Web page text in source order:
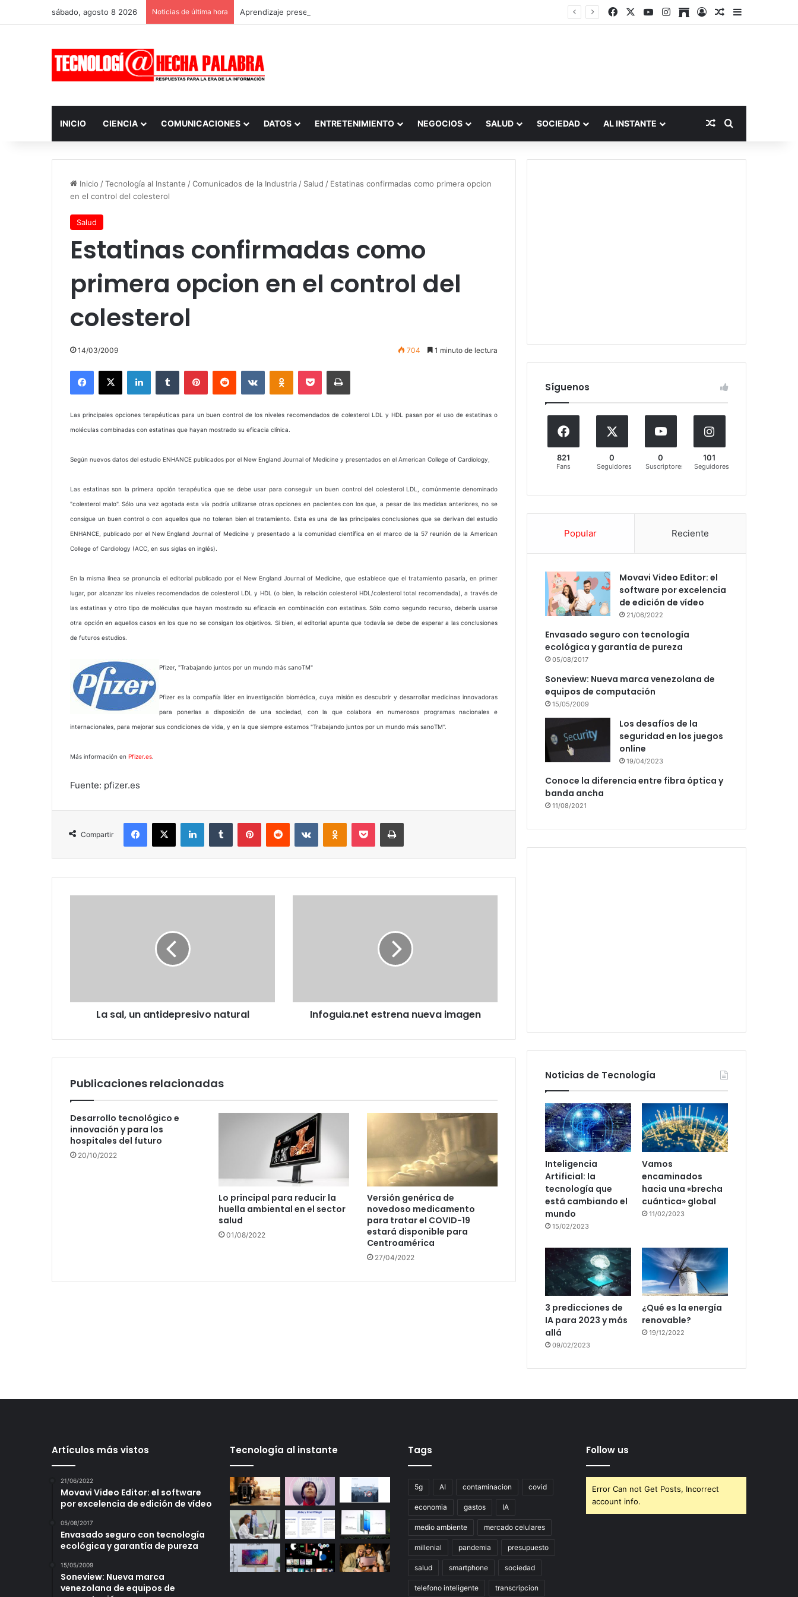
sábado, agosto 8 2026 Noticias de última hora Aprendizaje presencial vs. por internet FacebookYouTubeInstagram
ArchiveAccesoPublicación al
Barra lateral
INICIO CIENCIA COMUNICACIONES DATOS ENTRETENIMIENTO NEGOCIOS SALUD SOCIEDAD AL INSTANTE Publicación al
Buscar por
Inicio /Tecnología al Instante /Comunicados de la Industria / Salud / Estatinas confirmadas como primera opcion
en el control del colesterol
Salud
Estatinas confirmadas como
primera opcion en el control del
colesterol
14/03/2009 704 1 minuto de lectura
Facebook
X LinkedInTumblr PinterestReddit VKontakteOdnoklassniki
Pocket Imprimir
Las principales opciones terapéuticas para un buen control de los niveles recomendados de colesterol LDL y HDL pasan por el uso de estatinas o
moléculas combinadas con estatinas que hayan mostrado su eficacia clínica.
Según nuevos datos del estudio ENHANCE publicados por el New England Journal of Medicine y presentados en el American College of Cardiology,
Las estatinas son la primera opción terapéutica que se debe usar para conseguir un buen control del colesterol LDL, comúnmente denominado
"colesterol malo". Sólo una vez agotada esta vía podría utilizarse otras opciones en pacientes con los que, a pesar de las medidas anteriores, no se
consigue un buen control o con aquellos que no toleran bien el tratamiento. Esta es una de las principales conclusiones que se derivan del estudio
ENHANCE, publicado por el New England Journal of Medicine y presentado a la comunidad científica en el marco de la 57 reunión de la American
College of Cardiology (ACC, en sus siglas en inglés).
En la misma línea se pronuncia el editorial publicado por el New England Journal of Medicine, que establece que el tratamiento pasaría, en primer
lugar, por alcanzar los niveles recomendados de colesterol LDL y HDL (o bien, la relación colesterol HDL/colesterol total recomendada), a través de
las estatinas y otro tipo de moléculas que hayan mostrado su eficacia en combinación con estatinas. Sólo como segundo recurso, debería usarse
otra opción en aquellos casos en los que no se consigan los objetivos. Si bien, el editorial apunta que todavía se debe de esperar a las conclusiones
de futuros estudios.
Pfizer, "Trabajando juntos por un mundo más sanoTM"
Pfizer es la compañía líder en investigación biomédica, cuya misión es descubrir y desarrollar medicinas innovadoras
para ponerlas a disposición de una sociedad, con la que colabora en numerosos programas nacionales e
internacionales, para mejorar sus condiciones de vida, y en la que siempre estamos "Trabajando juntos por un mundo más sanoTM".
Más información en Pfizer.es
Fuente: pfizer.es
Compartir
Facebook
X LinkedInTumblr PinterestReddit VKontakteOdnoklassniki
Pocket Imprimir
La sal, un antidepresivo natural Infoguia.net estrena nueva imagen
Publicaciones relacionadas
Desarrollo tecnológico e
innovación y para los
hospitales del futuro
20/10/2022
Lo principal para reducir la
huella ambiental en el sector
salud
01/08/2022
Versión genérica de
novedoso medicamento
para tratar el COVID-19
estará disponible para
Centroamérica
27/04/2022
Síguenos
821
Fans
0
Seguidores
0
Suscriptores
101
Seguidores
Popular Reciente
Movavi Video Editor: el
software por excelencia
de edición de vídeo
21/06/2022
Envasado seguro con tecnología
ecológica y garantía de pureza
05/08/2017
Soneview: Nueva marca venezolana de
equipos de computación
15/05/2009
Los desafíos de la
seguridad en los juegos
online
19/04/2023
Conoce la diferencia entre fibra óptica y
banda ancha
11/08/2021
Noticias de Tecnología
Inteligencia
Artificial: la
tecnología que
está cambiando el
mundo
15/02/2023
Vamos
encaminados
hacia una «brecha
cuántica» global
11/02/2023
3 predicciones de
IA para 2023 y más
allá
09/02/2023
¿Qué es la energía
renovable?
19/12/2022
Artículos más vistos
21/06/2022
Movavi Video Editor: el software
por excelencia de edición de vídeo
05/08/2017
Envasado seguro con tecnología
ecológica y garantía de pureza
15/05/2009
Soneview: Nueva marca
venezolana de equipos de
Tecnología al instante Tags
5g AI contaminacion covid
economia gastos IA
medio ambiente mercado celulares
millenial pandemia presupuesto
salud smartphone sociedad
telefono inteligente transcripcion
Follow us
Error Can not Get Posts, Incorrect
account info.